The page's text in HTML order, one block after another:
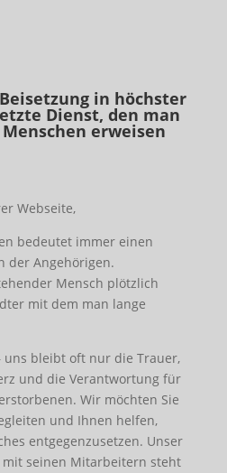
in höchster
Dienst, den man
erweisen
Webseite,
bedeutet immer einen
der Angehörigen.
Mensch plötzlich
mit dem man lange
uns bleibt oft nur die Trauer,
und die Verantwortung für
Wir möchten Sie
und Ihnen helfen,
entgegenzusetzen. Unser
seinen Mitarbeitern steht